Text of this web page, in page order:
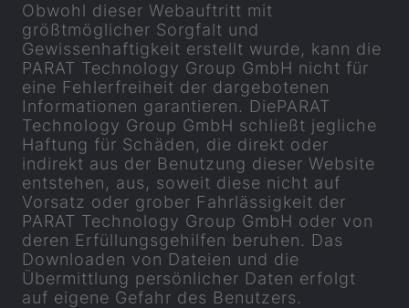
Obwohl dieser Webauftritt mit
größtmöglicher Sorgfalt und
Gewissenhaftigkeit erstellt wurde, kann die
PARAT Technology Group GmbH nicht für
eine Fehlerfreiheit der dargebotenen
Informationen garantieren. DiePARAT
Technology Group GmbH schließt jegliche
Haftung für Schäden, die direkt oder
indirekt aus der Benutzung dieser Website
entstehen, aus, soweit diese nicht auf
Vorsatz oder grober Fahrlässigkeit der
PARAT Technology Group GmbH oder von
deren Erfüllungsgehilfen beruhen. Das
Downloaden von Dateien und die
Übermittlung persönlicher Daten erfolgt
auf eigene Gefahr des Benutzers.